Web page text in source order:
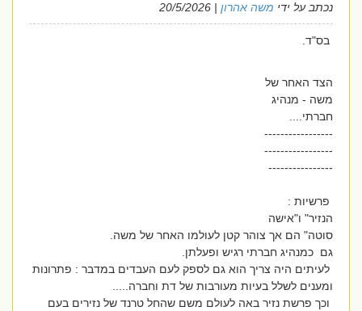
נכתב על ידימשה אהרון| 20/5/2026
בס"ד.
הצד האחר של
משה - מנהיג
חברתי....
-----------------
-----------------
----------------
פרשיות :
הנזיר" ו"אישה
סוטה" הם אך צוהר קטן לעולמו האחר של משה.
גם כמנהיג חברתי רגיש ופעלתן.
לעיתים היה צריך הוא גם לספק לעם העבדים במדבר : פתרונות
ומענים לשלל בעיות מעורבות של דת וחברה.....
וכך פרשת נזיר באה לעולם משם שהחל טרנד של נזירים בעם